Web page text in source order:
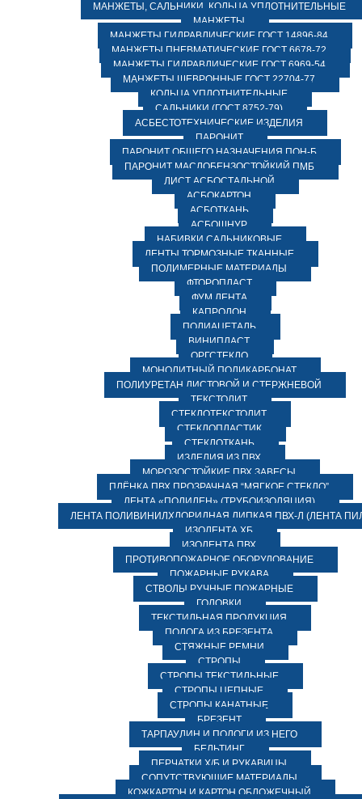
МАНЖЕТЫ, САЛЬНИКИ, КОЛЬЦА УПЛОТНИТЕЛЬНЫЕ
МАНЖЕТЫ
МАНЖЕТЫ ГИДРАВЛИЧЕСКИЕ ГОСТ 14896-84
МАНЖЕТЫ ПНЕВМАТИЧЕСКИЕ ГОСТ 6678-72
МАНЖЕТЫ ГИДРАВЛИЧЕСКИЕ ГОСТ 6969-54
МАНЖЕТЫ ШЕВРОННЫЕ ГОСТ 22704-77
КОЛЬЦА УПЛОТНИТЕЛЬНЫЕ
САЛЬНИКИ (ГОСТ 8752-79)
АСБЕСТОТЕХНИЧЕСКИЕ ИЗДЕЛИЯ
ПАРОНИТ
ПАРОНИТ ОБЩЕГО НАЗНАЧЕНИЯ ПОН-Б
ПАРОНИТ МАСЛОБЕНЗОСТОЙКИЙ ПМБ
ЛИСТ АСБОСТАЛЬНОЙ
АСБОКАРТОН
АСБОТКАНЬ
АСБОШНУР
НАБИВКИ САЛЬНИКОВЫЕ
ЛЕНТЫ ТОРМОЗНЫЕ ТКАННЫЕ
ПОЛИМЕРНЫЕ МАТЕРИАЛЫ
ФТОРОПЛАСТ
ФУМ ЛЕНТА
КАПРОЛОН
ПОЛИАЦЕТАЛЬ
ВИНИПЛАСТ
ОРГСТЕКЛО
МОНОЛИТНЫЙ ПОЛИКАРБОНАТ
ПОЛИУРЕТАН ЛИСТОВОЙ И СТЕРЖНЕВОЙ
ТЕКСТОЛИТ
СТЕКЛОТЕКСТОЛИТ
СТЕКЛОПЛАСТИК
СТЕКЛОТКАНЬ
ИЗДЕЛИЯ ИЗ ПВХ
МОРОЗОСТОЙКИЕ ПВХ ЗАВЕСЫ
ПЛЁНКА ПВХ ПРОЗРАЧНАЯ “МЯГКОЕ СТЕКЛО”
ЛЕНТА «ПОЛИЛЕН» (ТРУБОИЗОЛЯЦИЯ)
ЛЕНТА ПОЛИВИНИЛХЛОРИДНАЯ ЛИПКАЯ ПВХ-Л (ЛЕНТА
ИЗОЛЕНТА ХБ
ИЗОЛЕНТА ПВХ
ПРОТИВОПОЖАРНОЕ ОБОРУДОВАНИЕ
ПОЖАРНЫЕ РУКАВА
СТВОЛЫ РУЧНЫЕ ПОЖАРНЫЕ
ГОЛОВКИ
ТЕКСТИЛЬНАЯ ПРОДУКЦИЯ
ПОЛОГА ИЗ БРЕЗЕНТА
СТЯЖНЫЕ РЕМНИ
СТРОПЫ
СТРОПЫ ТЕКСТИЛЬНЫЕ
СТРОПЫ ЦЕПНЫЕ
СТРОПЫ КАНАТНЫЕ
БРЕЗЕНТ
ТАРПАУЛИН И ПОЛОГИ ИЗ НЕГО
БЕЛЬТИНГ
ПЕРЧАТКИ Х/Б И РУКАВИЦЫ
СОПУТСТВУЮЩИЕ МАТЕРИАЛЫ
КОЖКАРТОН И КАРТОН ОБЛОЖЕЧНЫЙ